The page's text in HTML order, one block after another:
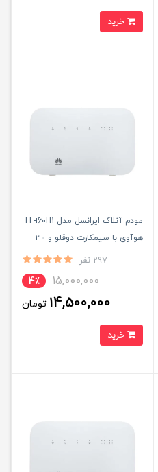
مودم آنلاک ایرانسل مدل TF-i60H1
هوآوی با سیمکارت دوقلو و 30
گیگ اینترنت یک ماهه
297 نفر
15,000,000 4٪
14,500,000 تومان